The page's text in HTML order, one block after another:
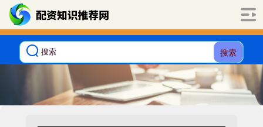
搜索